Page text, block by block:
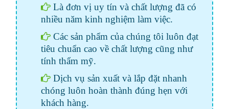
Là đơn vị uy tín và chất lượng đã có
nhiều năm kinh nghiệm làm việc.
Các sản phẩm của chúng tôi luôn đạt
tiêu chuẩn cao về chất lượng cũng như
tính thẩm mỹ.
Dịch vụ sản xuất và lắp đặt nhanh
chóng luôn hoàn thành đúng hẹn với
khách hàng.